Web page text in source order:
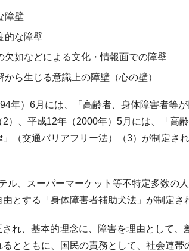
障壁
的な障壁
如などによる文化・情報面での障壁
ら生じる意識上の障壁（心の壁）
年）6月には、「高齢者、身体障害者等
）、平成12年（2000年）5月には、「高
（交通バリアフリー法）（3）が制定さ
ル、スーパーマーケット等不特定多数の
とする「身体障害者補助犬法」が制定さ
れ、基本的理念に、障害を理由として、
とともに、国民の責務として、社会連帯